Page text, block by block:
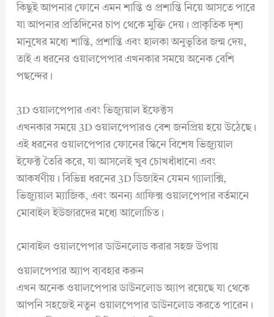
কিছুই আপনার ফোনে এমন শান্তি ও প্রশান্তি নিয়ে আসতে পারে
যা আপনার প্রতিদিনের চাপ থেকে মুক্তি দেয়। প্রাকৃতিক দৃশ্য
মানুষের মধ্যে শান্তি, প্রশান্তি এবং হালকা অনুভূতির জন্ম দেয়,
তাই এ ধরনের ওয়ালপেপার এখনকার সময়ে অনেক বেশি
পছন্দের।
3D ওয়ালপেপার এবং ভিজ্যুয়াল ইফেক্টস
এখনকার সময়ে 3D ওয়ালপেপারও বেশ জনপ্রিয় হয়ে উঠেছে।
এই ধরনের ওয়ালপেপার ফোনের স্কিনে বিশেষ ভিজ্যুয়াল
ইফেক্ট তৈরি করে, যা আসলেই খুব চোখধাঁধানো এবং
আকর্ষণীয়। বিভিন্ন ধরনের 3D ডিজাইন যেমন গ্যালাক্সি,
ভিজ্যুয়াল ম্যাজিক, এবং অনন্য গ্রাফিক্স ওয়ালপেপার বর্তমানে
মোবাইল ইউজারদের মধ্যে আলোচিত।
মোবাইল ওয়ালপেপার ডাউনলোড করার সহজ উপায়
ওয়ালপেপার অ্যাপ ব্যবহার করুন
এখন অনেক ওয়ালপেপার ডাউনলোড অ্যাপ রয়েছে যা থেকে
আপনি সহজেই নতুন ওয়ালপেপার ডাউনলোড করতে পারেন।